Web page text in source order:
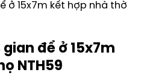
ở 15x7m kết hợp nhà thờ
để ở 15x7m
NTH59